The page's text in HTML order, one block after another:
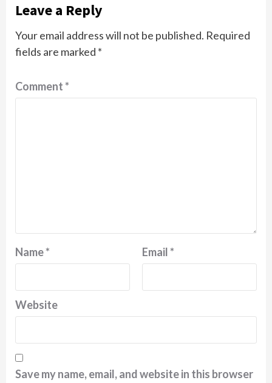
Leave a Reply
Your email address will not be published. Required
fields are marked *
Comment*
Name* Email*
Website
Save my name, email, and website in this browser